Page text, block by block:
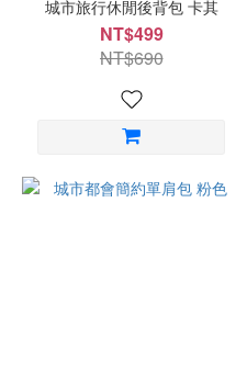
城市旅行休閒後背包 卡其
NT$499
NT$690